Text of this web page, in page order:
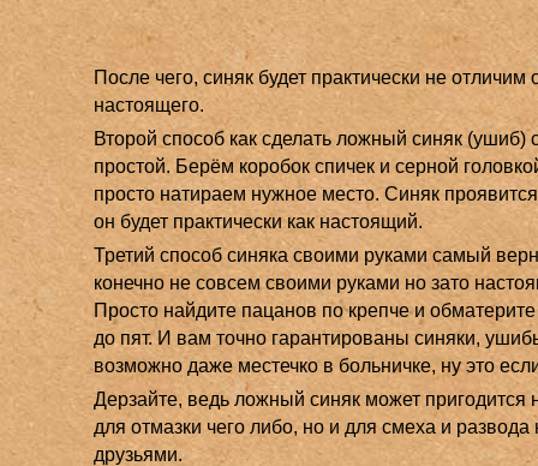
После чего, синяк будет практически не отличим
настоящего.
Второй способ как сделать ложный синяк (ушиб)
простой. Берём коробок спичек и серной
просто натираем нужное место. Синяк
он будет практически как настоящий.
Третий способ синяка своими руками самый
конечно не совсем своими руками но зато
Просто найдите пацанов по крепче и
до пят. И вам точно гарантированы синяки,
возможно даже местечко в больничке, ну это
Дерзайте, ведь ложный синяк может пригодится
для отмазки чего либо, но и для смеха и развода
друзьями.